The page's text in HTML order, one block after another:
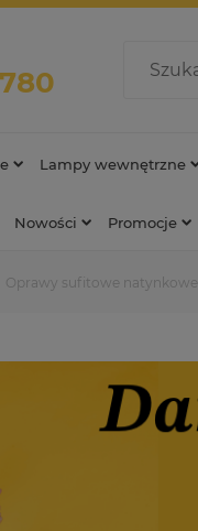
Lampy wewnętrzne
Nowości Promocje
Oprawy sufitowe natynkowe